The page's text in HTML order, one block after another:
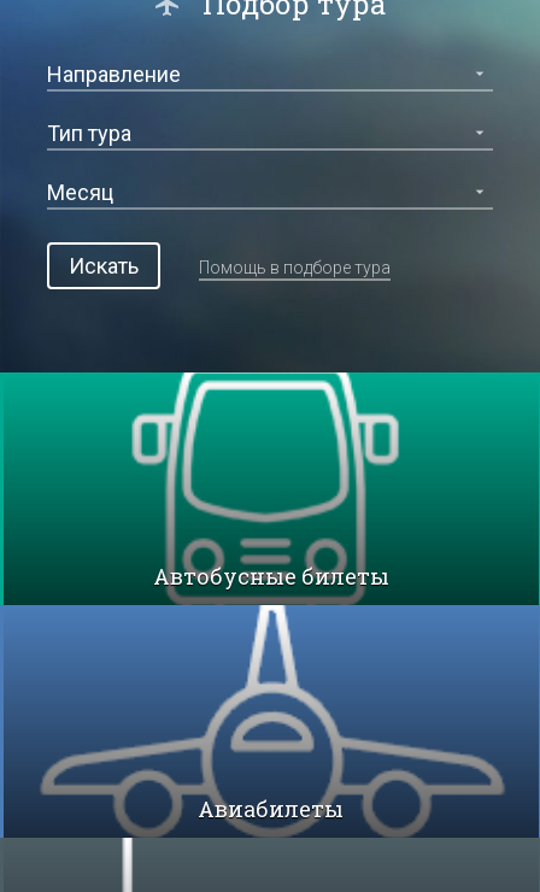
Искать Помощь в подборе тура
Автобусные билеты
Авиабилеты